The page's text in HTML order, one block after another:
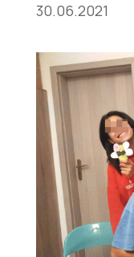
30.06.2021